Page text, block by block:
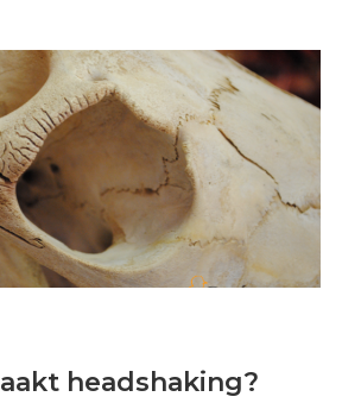
headshaking?